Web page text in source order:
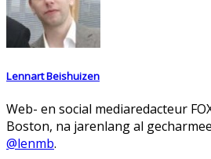
Lennart Beishuizen
Web- en social mediaredacteur
Boston, na jarenlang al
@lenmb.